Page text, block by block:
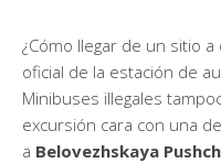
¿Cómo llegar de un sitio
oficial de la estación de
Minibuses illegales
excursión cara con una
a Belovezhskaya